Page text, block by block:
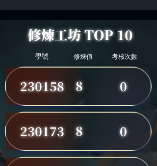
修煉工坊 TOP 10
學號 修煉值 考核次數
230158 8 0
230173 8 0